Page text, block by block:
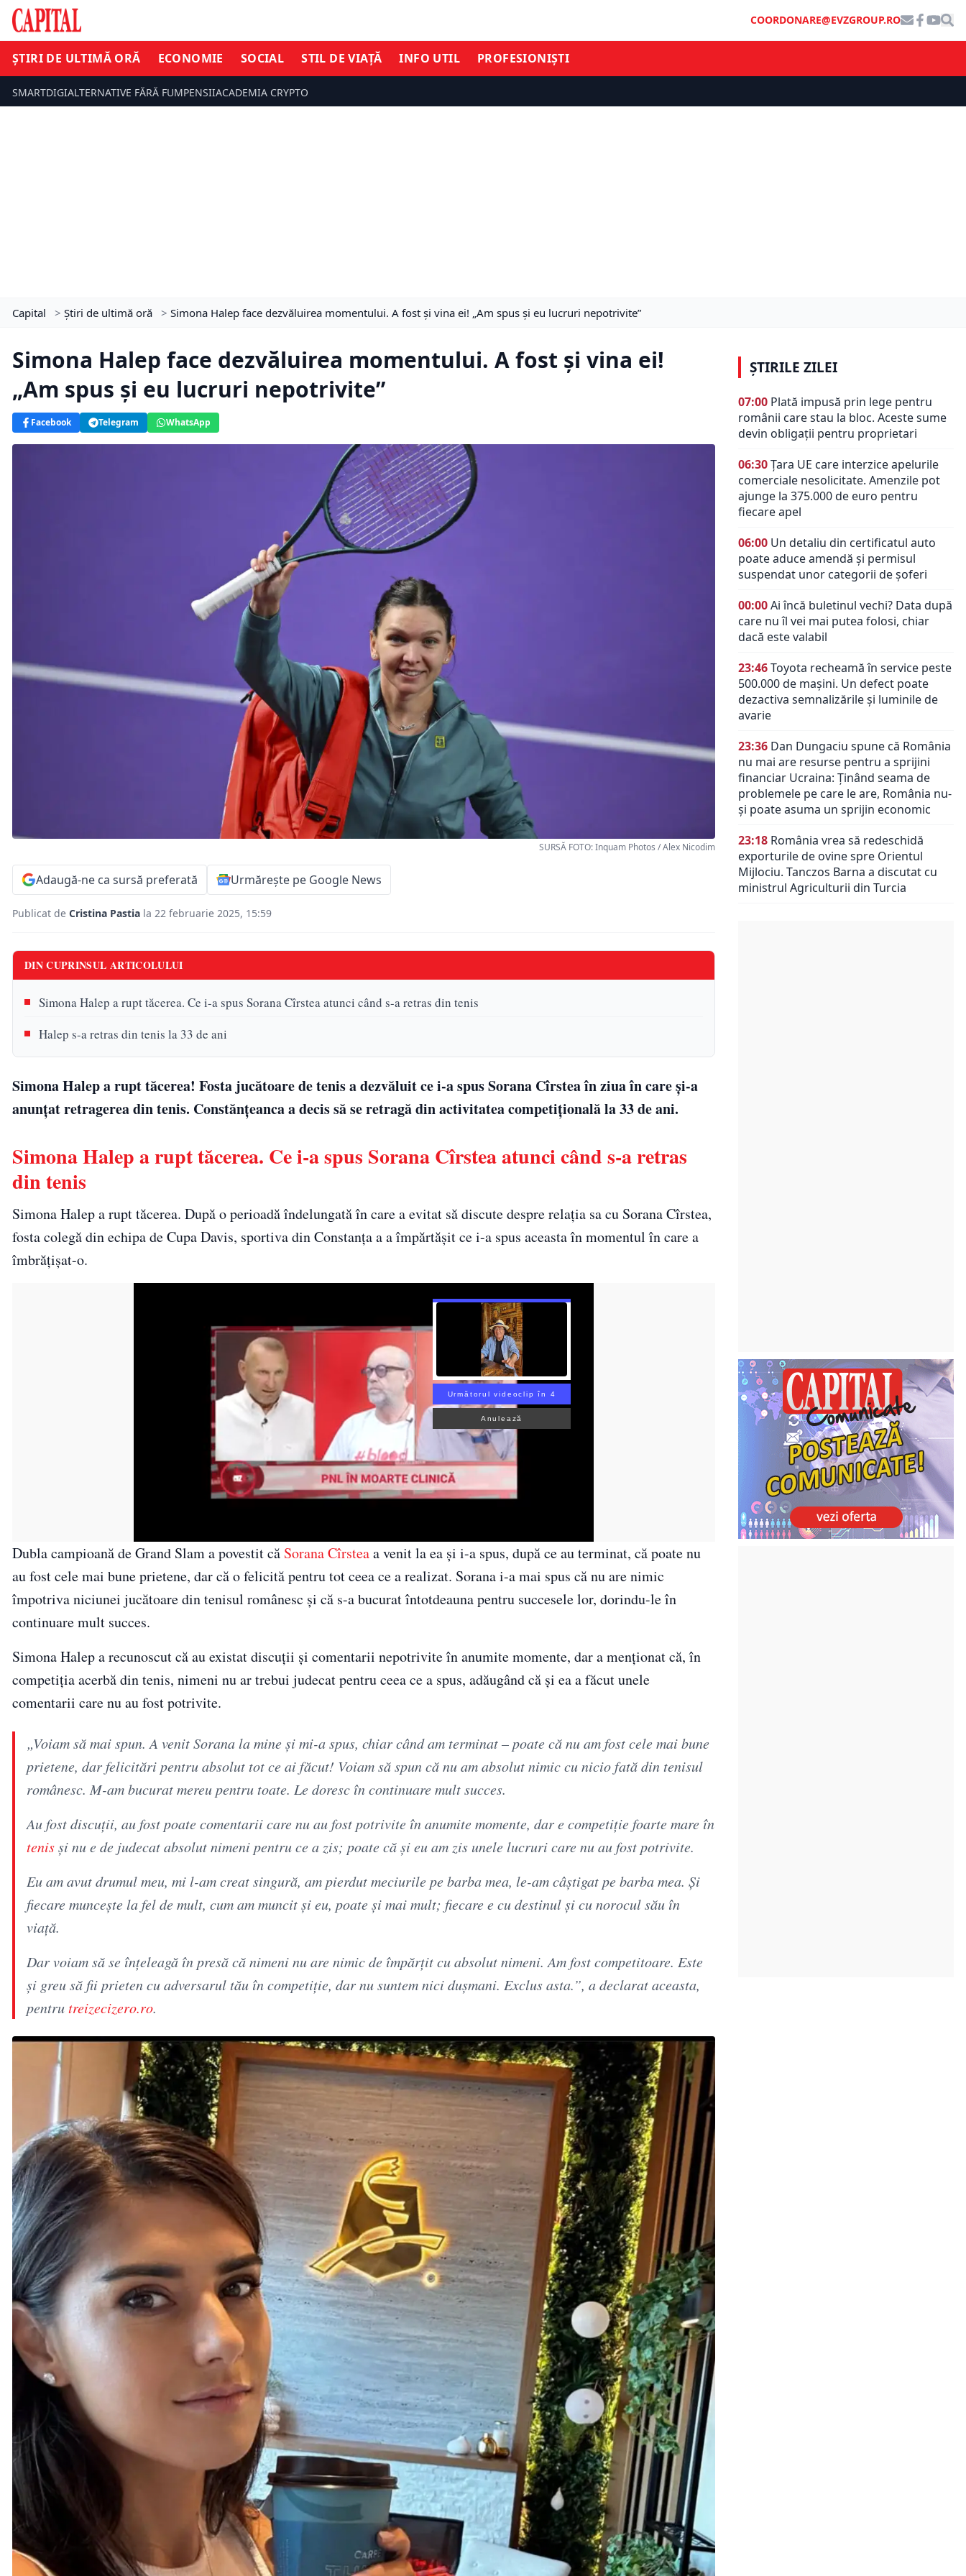
COORDONARE@EVZGROUP.RO
ȘTIRI DE ULTIMĂ ORĂ ECONOMIE SOCIAL STIL DE VIAȚĂ INFO UTIL PROFESIONIȘTI
SMARTDIGIALTERNATIVE FĂRĂ FUMPENSIIACADEMIA CRYPTO
Capital > Știri de ultimă oră > Simona Halep face dezvăluirea momentului. A fost și vina ei! „Am spus și eu lucruri nepotrivite”
Simona Halep face dezvăluirea momentului. A fost și vina ei!
„Am spus și eu lucruri nepotrivite”
Facebook Telegram WhatsApp
SURSĂ FOTO: Inquam Photos / Alex Nicodim
Adaugă-ne ca sursă preferată Urmărește pe Google News
Publicat de Cristina Pastia la 22 februarie 2025, 15:59
DIN CUPRINSUL ARTICOLULUI
Simona Halep a rupt tăcerea. Ce i-a spus Sorana Cîrstea atunci când s-a retras din tenis
Halep s-a retras din tenis la 33 de ani
Simona Halep a rupt tăcerea! Fosta jucătoare de tenis a dezvăluit ce i-a spus Sorana Cîrstea în ziua în care și-a
anunțat retragerea din tenis. Constănțeanca a decis să se retragă din activitatea competițională la 33 de ani.
Simona Halep a rupt tăcerea. Ce i-a spus Sorana Cîrstea atunci când s-a retras
din tenis
Simona Halep a rupt tăcerea. După o perioadă îndelungată în care a evitat să discute despre relația sa cu Sorana Cîrstea,
fosta colegă din echipa de Cupa Davis, sportiva din Constanța a a împărtășit ce i-a spus aceasta în momentul în care a
îmbrățișat-o.
Următorul videoclip în 3
Anulează
Dubla campioană de Grand Slam a povestit că Sorana Cîrsteaa venit la ea și i-a spus, după ce au terminat, că poate nu
au fost cele mai bune prietene, dar că o felicită pentru tot ceea ce a realizat. Sorana i-a mai spus că nu are nimic
împotriva niciunei jucătoare din tenisul românesc și că s-a bucurat întotdeauna pentru succesele lor, dorindu-le în
continuare mult succes.
Simona Halep a recunoscut că au existat discuții și comentarii nepotrivite în anumite momente, dar a menționat că, în
competiția acerbă din tenis, nimeni nu ar trebui judecat pentru ceea ce a spus, adăugând că și ea a făcut unele
comentarii care nu au fost potrivite.
„Voiam să mai spun. A venit Sorana la mine și mi-a spus, chiar când am terminat – poate că nu am fost cele mai bune
prietene, dar felicitări pentru absolut tot ce ai făcut! Voiam să spun că nu am absolut nimic cu nicio fată din tenisul
românesc. M-am bucurat mereu pentru toate. Le doresc în continuare mult succes.
Au fost discuții, au fost poate comentarii care nu au fost potrivite în anumite momente, dar e competiție foarte mare în
tenisși nu e de judecat absolut nimeni pentru ce a zis; poate că și eu am zis unele lucruri care nu au fost potrivite.
Eu am avut drumul meu, mi l-am creat singură, am pierdut meciurile pe barba mea, le-am câștigat pe barba mea. Și
fiecare muncește la fel de mult, cum am muncit și eu, poate și mai mult; fiecare e cu destinul și cu norocul său în
viață.
Dar voiam să se înțeleagă în presă că nimeni nu are nimic de împărțit cu absolut nimeni. Am fost competitoare. Este
și greu să fii prieten cu adversarul tău în competiție, dar nu suntem nici dușmani. Exclus asta.”, a declarat aceasta,
pentrutreizecizero.ro.
ȘTIRILE ZILEI
07:00 Plată impusă prin lege pentru
românii care stau la bloc. Aceste sume
devin obligații pentru proprietari
06:30Țara UE care interzice apelurile
comerciale nesolicitate. Amenzile pot
ajunge la 375.000 de euro pentru
fiecare apel
06:00 Un detaliu din certificatul auto
poate aduce amendă și permisul
suspendat unor categorii de șoferi
00:00Ai încă buletinul vechi? Data după
care nu îl vei mai putea folosi, chiar
dacă este valabil
23:46Toyota recheamă în service peste
500.000 de mașini. Un defect poate
dezactiva semnalizările și luminile de
avarie
23:36 Dan Dungaciu spune că România
nu mai are resurse pentru a sprijini
financiar Ucraina: Ținând seama de
problemele pe care le are, România nu-
și poate asuma un sprijin economic
23:18 România vrea să redeschidă
exporturile de ovine spre Orientul
Mijlociu. Tanczos Barna a discutat cu
ministrul Agriculturii din Turcia